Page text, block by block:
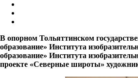
В опорном Тольяттинском
образование» Института
образование» Института
проекте «Северные широты»